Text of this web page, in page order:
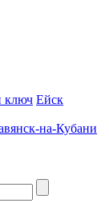
ключ Ейск
на-Кубани